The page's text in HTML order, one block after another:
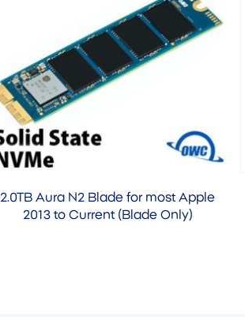
2.0TB Aura N2 Blade for most Apple
2013 to Current (Blade Only)